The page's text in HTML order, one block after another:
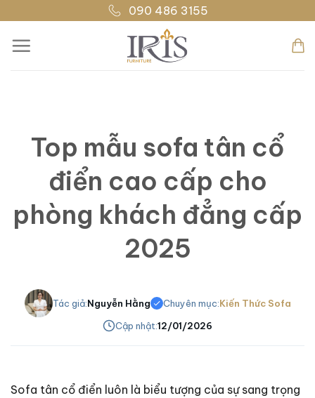
qua
nội
090 486 3155
Top mẫu sofa tân cổ
điển cao cấp cho
phòng khách đẳng cấp
2025
Tác giả:Nguyễn Hằng Chuyên mục:Kiến Thức Sofa
Cập nhật:12/01/2026
Sofa tân cổ điển luôn là biểu tượng của sự sang trọng